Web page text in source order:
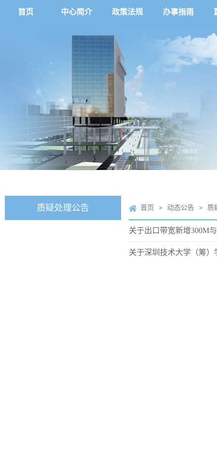
首页 中心简介 政策法规 办事指南
质疑处理公告 首页 > 动态公告 > 质
关于出口带宽新增300M
关于深圳技术大学（筹